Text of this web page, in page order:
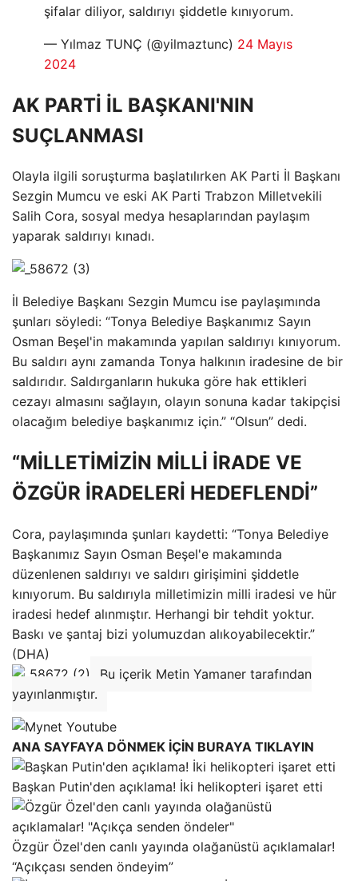
şifalar diliyor, saldırıyı şiddetle kınıyorum.
— Yılmaz TUNÇ (@yilmaztunc) 24 Mayıs
2024
AK PARTİ İL BAŞKANI'NIN
SUÇLANMASI
Olayla ilgili soruşturma başlatılırken AK Parti İl Başkanı
Sezgin Mumcu ve eski AK Parti Trabzon Milletvekili
Salih Cora, sosyal medya hesaplarından paylaşım
yaparak saldırıyı kınadı.
İl Belediye Başkanı Sezgin Mumcu ise paylaşımında
şunları söyledi: “Tonya Belediye Başkanımız Sayın
Osman Beşel'in makamında yapılan saldırıyı kınıyorum.
Bu saldırı aynı zamanda Tonya halkının iradesine de bir
saldırıdır. Saldırganların hukuka göre hak ettikleri
cezayı almasını sağlayın, olayın sonuna kadar takipçisi
olacağım belediye başkanımız için.” “Olsun” dedi.
“MİLLETİMİZİN MİLLİ İRADE VE
ÖZGÜR İRADELERİ HEDEFLENDİ”
Cora, paylaşımında şunları kaydetti: “Tonya Belediye
Başkanımız Sayın Osman Beşel'e makamında
düzenlenen saldırıyı ve saldırı girişimini şiddetle
kınıyorum. Bu saldırıyla milletimizin milli iradesi ve hür
iradesi hedef alınmıştır. Herhangi bir tehdit yoktur.
Baskı ve şantaj bizi yolumuzdan alıkoyabilecektir.”
(DHA)
Bu içerik Metin Yamaner tarafından
yayınlanmıştır.
ANA SAYFAYA DÖNMEK İÇİN BURAYA TIKLAYIN
Başkan Putin'den açıklama! İki helikopteri işaret etti
Özgür Özel'den canlı yayında olağanüstü açıklamalar!
“Açıkçası senden öndeyim”